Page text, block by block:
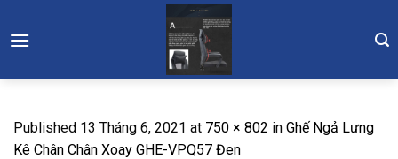
to
Published 13 Tháng 6, 2021 at 750 × 802 in Ghế Ngả Lưng
Kê Chân Chân Xoay GHE-VPQ57 Đen